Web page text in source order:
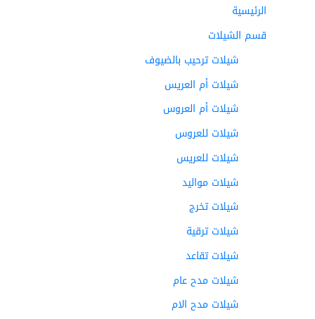
الرئيسية
قسم الشيلات
شيلات ترحيب بالضيوف
شيلات أم العريس
شيلات أم العروس
شيلات للعروس
شيلات للعريس
شيلات مواليد
شيلات تخرج
شيلات ترقية
شيلات تقاعد
شيلات مدح عام
شيلات مدح الام